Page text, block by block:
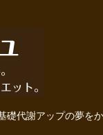
代謝アップの夢を